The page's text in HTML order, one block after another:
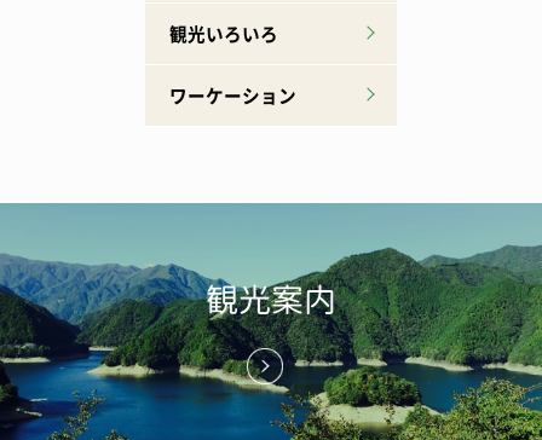
観光いろいろ
ワーケーション
観光案内